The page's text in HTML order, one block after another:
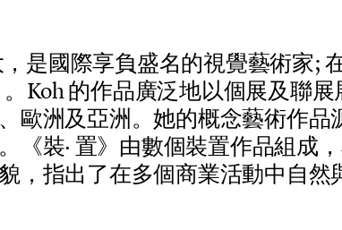
， 是國際享負盛名的視覺藝術家;
。 Koh的作品廣泛地以個展及聯展
、 歐洲及亞洲。她的概念藝術作品
。 《裝‧ 置》 由數個裝置作品組成 ，
， 指出了在多個商業活動中自然